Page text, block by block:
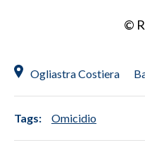
©
Ogliastra Costiera
Tags: Omicidio